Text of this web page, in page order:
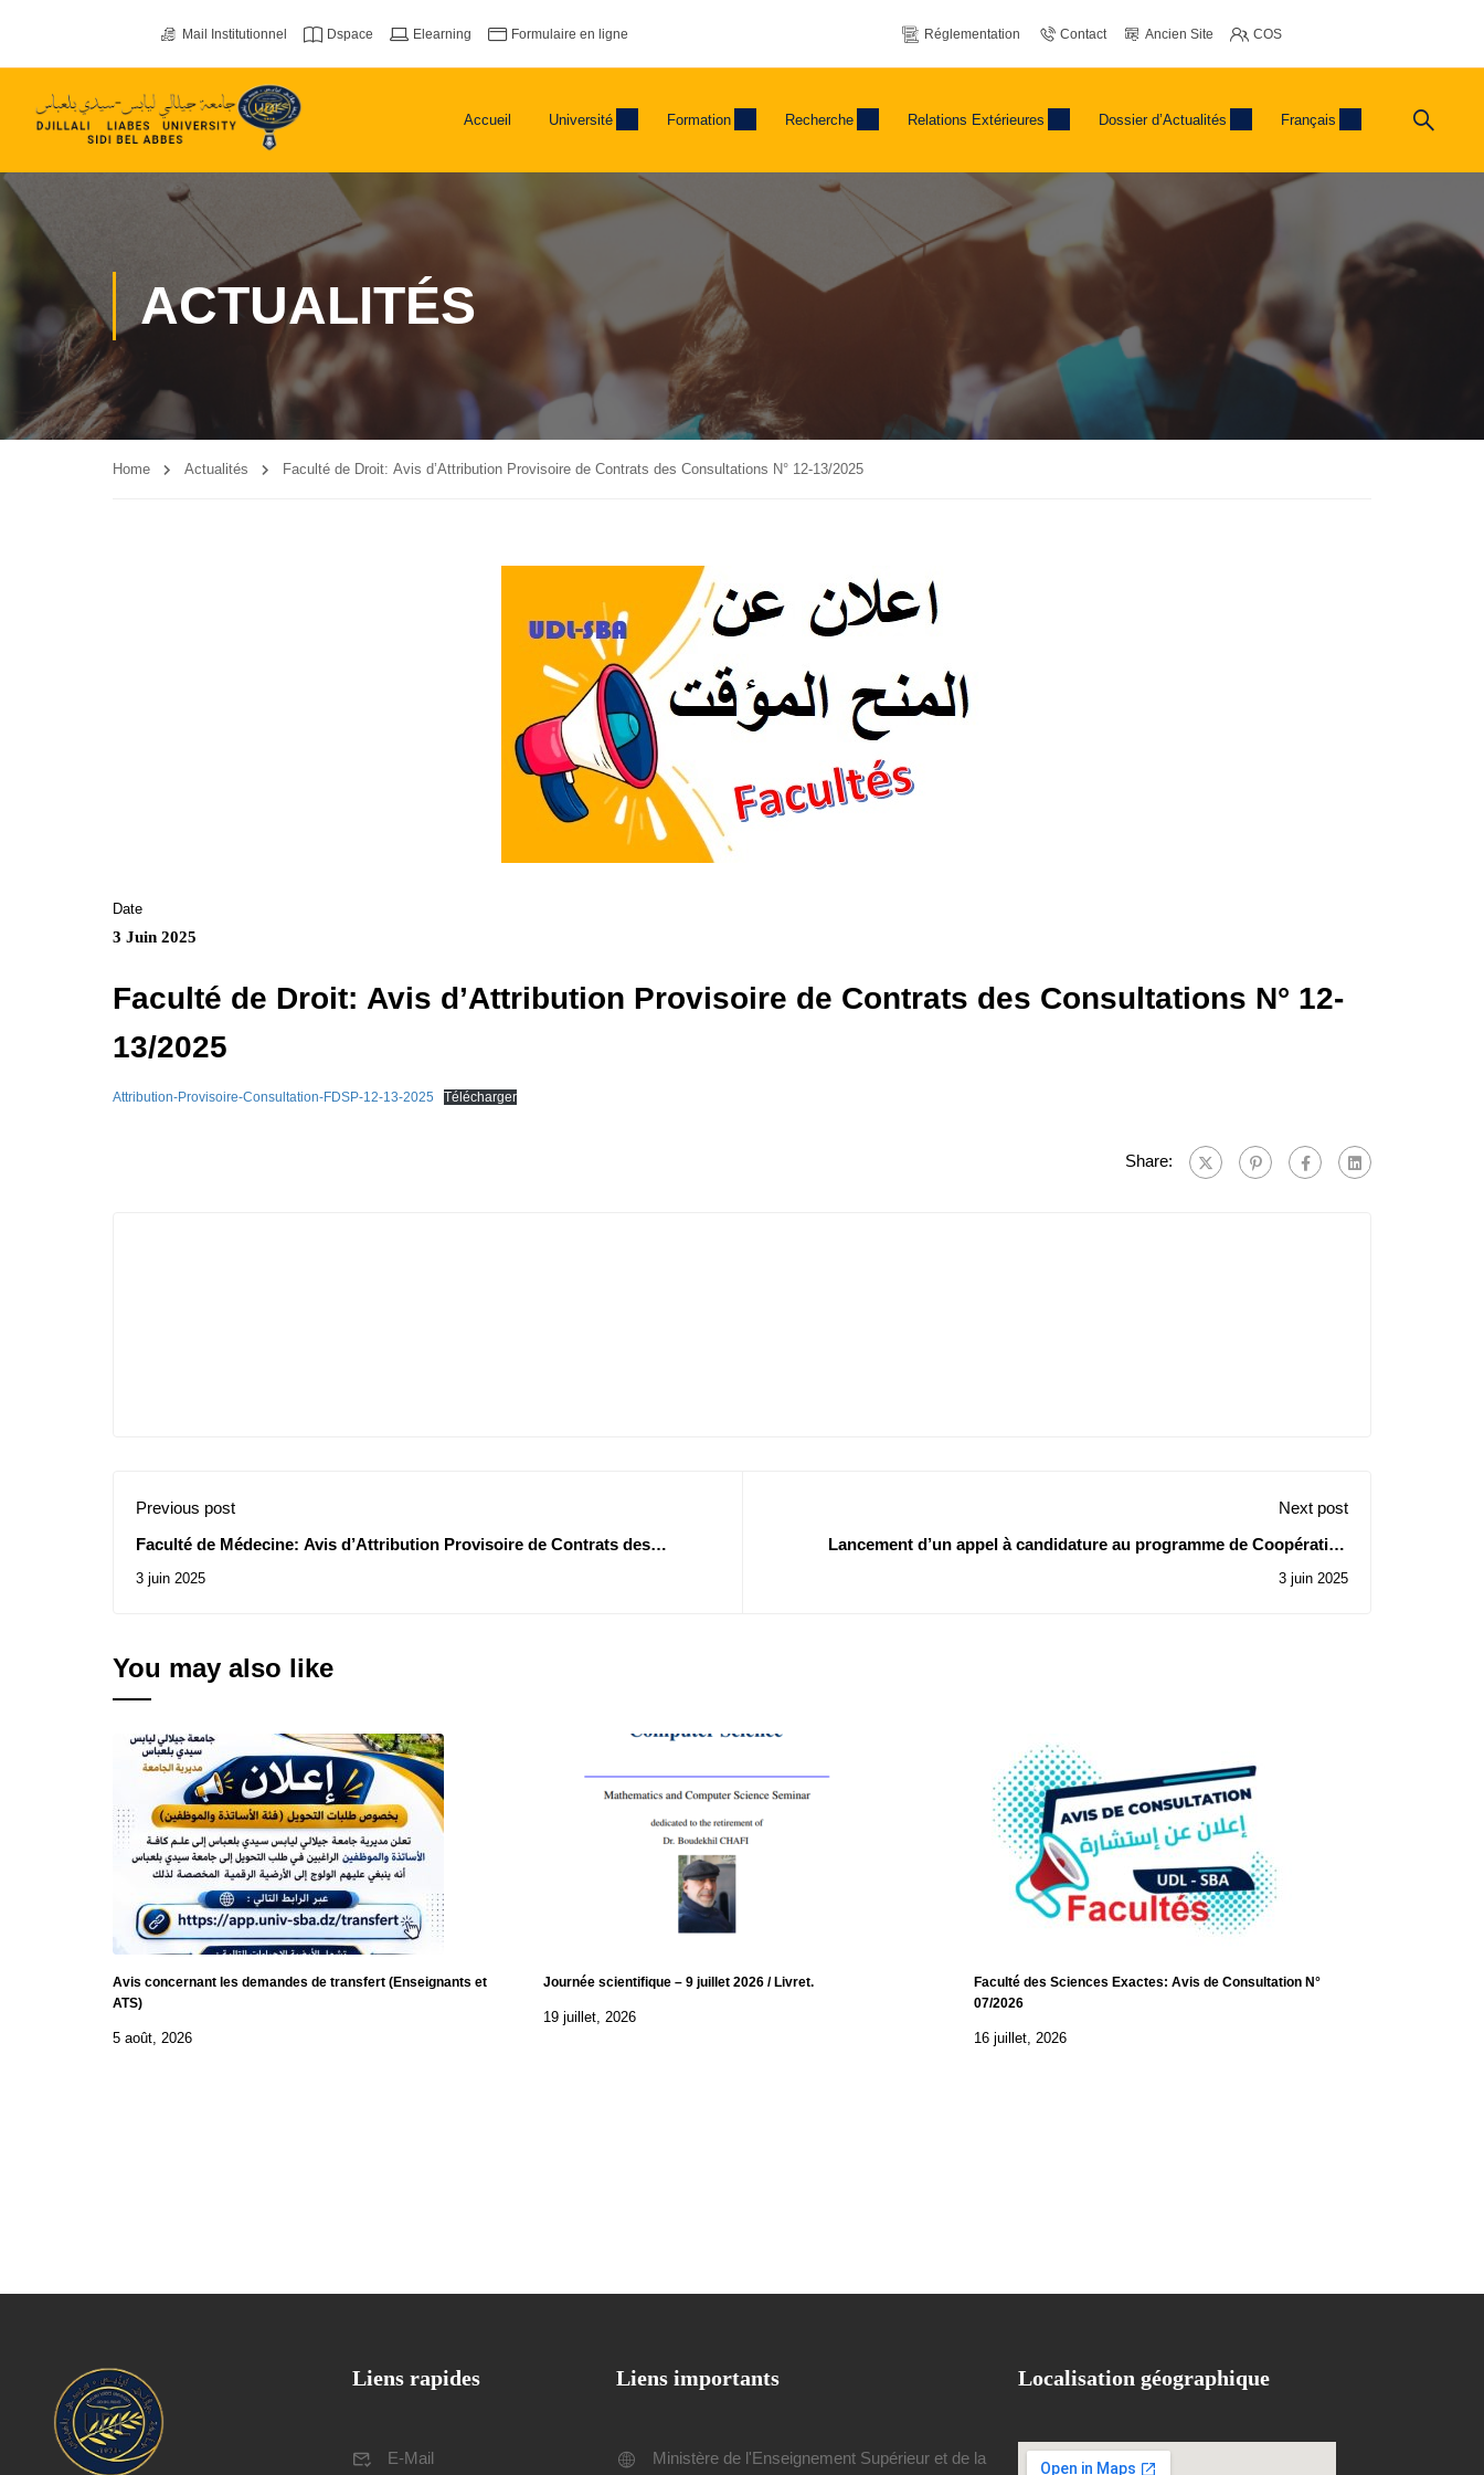
Mail Institutionnel Dspace Elearning Formulaire en ligne Réglementation Contact Ancien Site COS
Accueil Université Formation Recherche Relations Extérieures Dossier d’Actualités Français
ACTUALITÉS
Home Actualités Faculté de Droit: Avis d’Attribution Provisoire de Contrats des Consultations N° 12-13/2025
Date
3 Juin 2025
Faculté de Droit: Avis d’Attribution Provisoire de Contrats des Consultations N° 12-
13/2025
Attribution-Provisoire-Consultation-FDSP-12-13-2025 Télécharger
Share:
Previous post
Faculté de Médecine: Avis d’Attribution Provisoire de Contrats des
3 juin 2025
Next post
Lancement d’un appel à candidature au programme de Coopération
3 juin 2025
You may also like
Avis concernant les demandes de transfert (Enseignants et
ATS)
5 août, 2026
Journée scientifique – 9 juillet 2026 / Livret.
19 juillet, 2026
Faculté des Sciences Exactes: Avis de Consultation N°
07/2026
16 juillet, 2026
Liens rapides
E-Mail
Liens importants
Ministère de l'Enseignement Supérieur et de la
Localisation géographique